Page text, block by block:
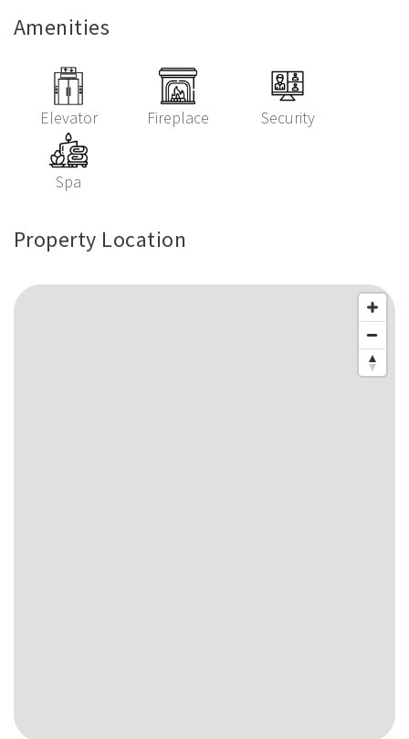
Amenities
Elevator Fireplace Security
Spa
Property Location